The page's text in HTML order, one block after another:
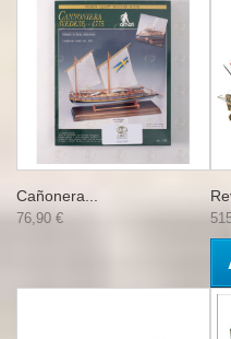
Cañonera...
76,90 €